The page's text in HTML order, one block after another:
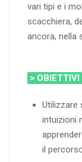
vari tipi e i
scacchiera,
ancora, nella
> OBIETTIVI
Utilizzare
intuizioni
il